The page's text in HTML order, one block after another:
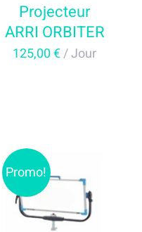
VIDEO ET
à Valff entre
Colmar
Projecteur
ARRI ORBITER
125,00€/ Jour
Promo!
AJOUTER AU PANIER
/
DÉTAILS